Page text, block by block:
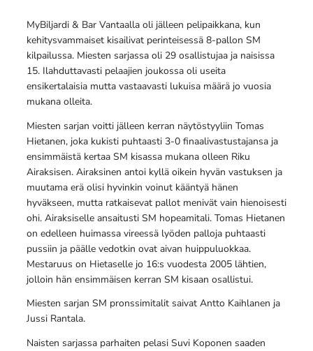
MyBiljardi & Bar Vantaalla oli jälleen pelipaikkana, kun
kehitysvammaiset kisailivat perinteisessä 8-pallon SM
kilpailussa. Miesten sarjassa oli 29 osallistujaa ja naisissa
15. Ilahduttavasti pelaajien joukossa oli useita
ensikertalaisia mutta vastaavasti lukuisa määrä jo vuosia
mukana olleita.
Miesten sarjan voitti jälleen kerran näytöstyyliin Tomas
Hietanen, joka kukisti puhtaasti 3-0 finaalivastustajansa ja
ensimmäistä kertaa SM kisassa mukana olleen Riku
Airaksisen. Airaksinen antoi kyllä oikein hyvän vastuksen ja
muutama erä olisi hyvinkin voinut kääntyä hänen
hyväkseen, mutta ratkaisevat pallot menivät vain hienoisesti
ohi. Airaksiselle ansaitusti SM hopeamitali. Tomas Hietanen
on edelleen huimassa vireessä lyöden palloja puhtaasti
pussiin ja päälle vedotkin ovat aivan huippuluokkaa.
Mestaruus on Hietaselle jo 16:s vuodesta 2005 lähtien,
jolloin hän ensimmäisen kerran SM kisaan osallistui.
Miesten sarjan SM pronssimitalit saivat Antto Kaihlanen ja
Jussi Rantala.
Naisten sarjassa parhaiten pelasi Suvi Koponen saaden